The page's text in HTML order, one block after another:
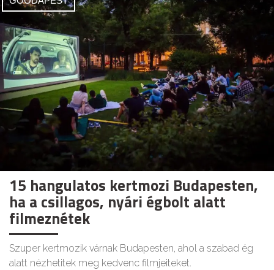
15 hangulatos kertmozi Budapesten,
ha a csillagos, nyári égbolt alatt
filmeznétek
Szuper kertmozik várnak Budapesten, ahol a szabad ég
alatt nézhetitek meg kedvenc filmjeiteket.